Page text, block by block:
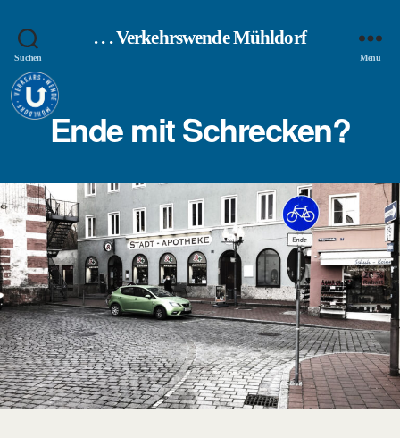
Suchen
. . . Verkehrswende Mühldorf
Menü
Ende mit Schrecken?